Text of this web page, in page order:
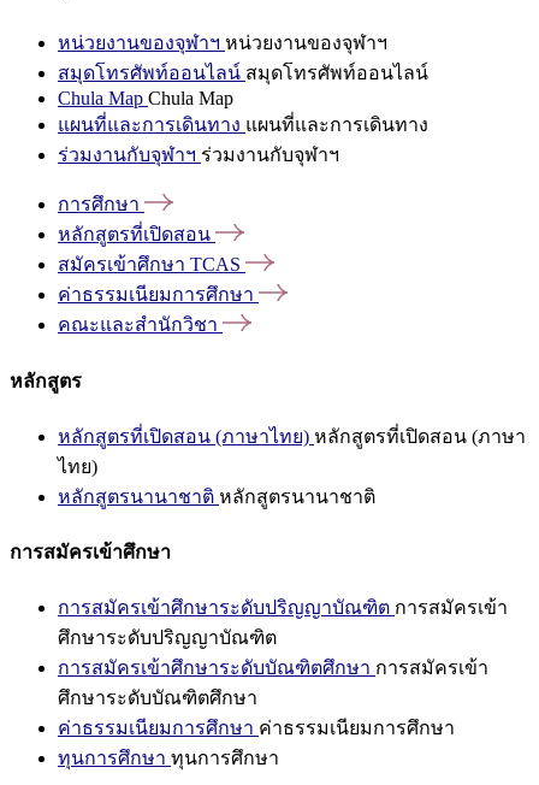
หน่วยงานของจุฬาฯ หน่วยงานของจุฬาฯ
สมุดโทรศัพท์ออนไลน์ สมุดโทรศัพท์ออนไลน์
Chula Map Chula Map
แผนที่และการเดินทาง แผนที่และการเดินทาง
ร่วมงานกับจุฬาฯ ร่วมงานกับจุฬาฯ
การศึกษา
หลักสูตรที่เปิดสอน
สมัครเข้าศึกษา TCAS
ค่าธรรมเนียมการศึกษา
คณะและสำนักวิชา
หลักสูตร
หลักสูตรที่เปิดสอน (ภาษาไทย) หลักสูตรที่เปิดสอน (ภาษา
ไทย)
หลักสูตรนานาชาติ หลักสูตรนานาชาติ
การสมัครเข้าศึกษา
การสมัครเข้าศึกษาระดับปริญญาบัณฑิต การสมัครเข้า
ศึกษาระดับปริญญาบัณฑิต
การสมัครเข้าศึกษาระดับบัณฑิตศึกษา การสมัครเข้า
ศึกษาระดับบัณฑิตศึกษา
ค่าธรรมเนียมการศึกษา ค่าธรรมเนียมการศึกษา
ทุนการศึกษา ทุนการศึกษา